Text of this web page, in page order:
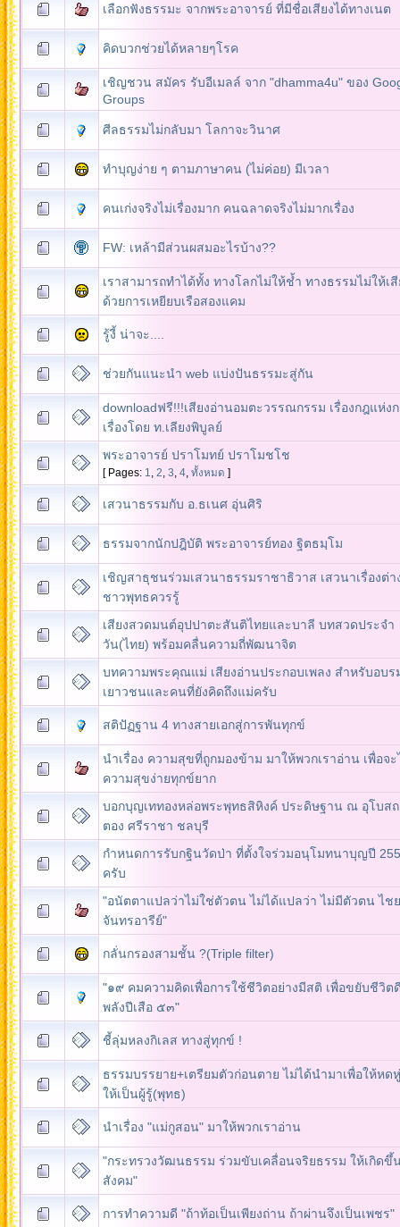
เลือกฟังธรรมะ จากพระอาจารย์ ที่มีชื่อเสียงได้ทางเนต
คิดบวกช่วยได้หลายๆโรค
เชิญชวน สมัคร รับอีเมลล์ จาก "dhamma4u" ของ
Groups
ศีลธรรมไม่กลับมา โลกาจะวินาศ
FW: เหล้ามีส่วนผสมอะไรบ้าง??‏
เราสามารถทำได้ทั้ง ทางโลกไม่ให้ช้ำ ทางธรรมไม่ให้เ
ด้วยการเหยียบเรือสองแคม
รู้งี้ น่าจะ....
ช่วยกันแนะนำ web แบ่งปันธรรมะสู่กัน
downloadฟรี!!!เสียงอ่านอมตะวรรณกรรม เรื่องกฎแห่ง
เรื่องโดย ท.เลียงพิบูลย์
พระอาจารย์ ปราโมทย์ ปราโมชโช
[ Pages: 1 2 3 4, ทั้งหมด ]
เสวนาธรรมกับ อ.ธเนศ อุ่นศิริ
ธรรมจากนักปฎิบัติ พระอาจารย์ทอง ฐิตธมฺโม
เชิญสาธุชนร่วมเสวนาธรรมราชาธิวาส เสวนาเรื่องต่า
ชาวพุทธควรรู้
เสียงสวดมนต์อุปปาตะสันติไทยและบาลี บทสวดประจำ
วัน(ไทย) พร้อมคลื่นความถี่พัฒนาจิต
บทความพระคุณแม่ เสียงอ่านประกอบเพลง สำหรับอบร
เยาวชนและคนที่ยังคิดถึงแม่ครับ
สติปัฏฐาน 4 ทางสายเอกสู่การพันทุกข์
นำเรื่อง ความสุขที่ถูกมองข้าม มาให้พวกเราอ่าน เพื่อจะ
ความสุขง่ายทุกข์ยาก
บอกบุญเททองหล่อพระพุทธสิหิงค์ ประดิษฐาน ณ อุโบส
ตอง ศรีราชา ชลบุรี
กำหนดการรับกฐินวัดป่า ที่ตั้งใจร่วมอนุโมทนาบุญปี
ครับ
"อนัตตาแปลว่าไม่ใช่ตัวตน ไม่ได้แปลว่า ไม่มีตัวตน ไช
จันทรอารีย์"
กลั่นกรองสามชั้น ?(Triple filter)
"๑๙ คมความคิดเพื่อการใช้ชีวิตอย่างมีสติ เพื่อขยับชีวิต
พลังปีเสือ ๕๓"
ชี้ลุ่มหลงกิเลส ทางสู่ทุกข์ !
ธรรมบรรยาย+เตรียมตัวก่อนตาย ไม่ได้นำมาเพื่อให้หด
ให้เป็นผู้รู้(พุทธ)
นำเรื่อง "แม่กูสอน" มาให้พวกเราอ่าน
"กระทรวงวัฒนธรรม ร่วมขับเคลื่อนจริยธรรม ให้เกิดขึ้
สังคม"
การทำความดี "ถ้าท้อเป็นเพียงถ่าน ถ้าผ่านจึงเป็นเพชร"